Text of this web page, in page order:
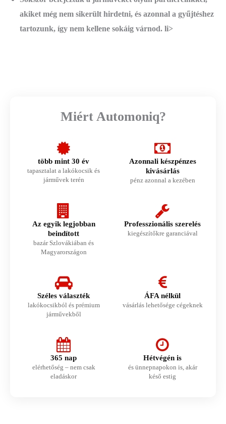
akiket még nem sikerült hirdetni, és azonnal a gyűjtéshez
tartozunk, így nem kellene sokáig várnod. li>
Miért Automoniq?
több mint 30 év
tapasztalat a lakókocsik és
járművek terén
Azonnali készpénzes
kivásárlás
pénz azonnal a kezében
Az egyik legjobban
beindított
bazár Szlovákiában és
Magyarországon
Professzionális szerelés
kiegészítőkre garanciával
Széles választék
lakókocsikból és prémium
járművekből
ÁFA nélkül
vásárlás lehetősége cégeknek
365 nap
elérhetőség – nem csak
eladáskor
Hétvégén is
és ünnepnapokon is, akár
késő estig